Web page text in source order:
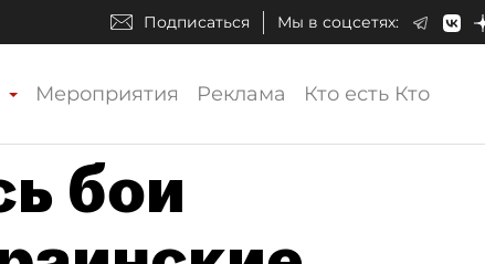
Подписаться Мы в соцсетях:
Мероприятия Реклама Кто есть Кто
бои